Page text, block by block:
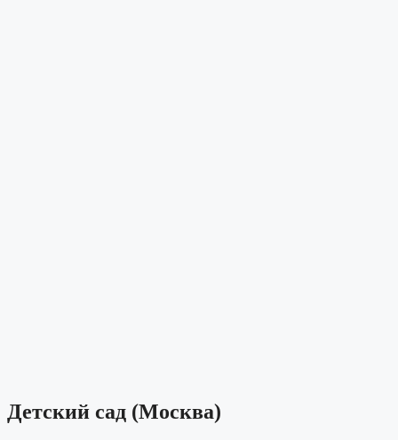
Детский сад (Москва)